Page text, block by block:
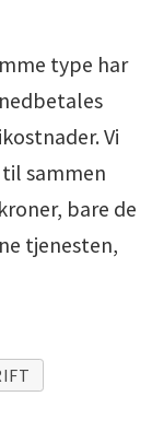
type har
Vi
sammen
bare de
tjenesten,